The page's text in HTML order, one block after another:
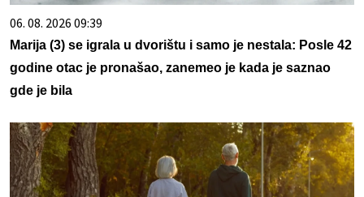
06. 08. 2026 09:39
Marija (3) se igrala u dvorištu i samo je nestala: Posle 42
godine otac je pronašao, zanemeo je kada je saznao
gde je bila